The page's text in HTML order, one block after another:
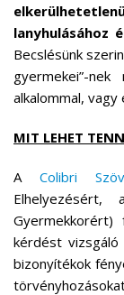
lanyhulásához
Becslésünk
gyermekei”-
alkalommal, vagy
MIT LEHET
AColibri
kérdést
bizonyítékok